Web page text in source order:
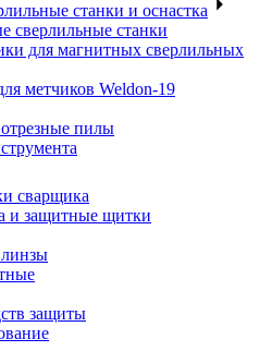
станки и оснастка
сверлильные станки
для магнитных сверлильных
метчиков Weldon-19
пилы
сварщика
и защитные щитки
защиты